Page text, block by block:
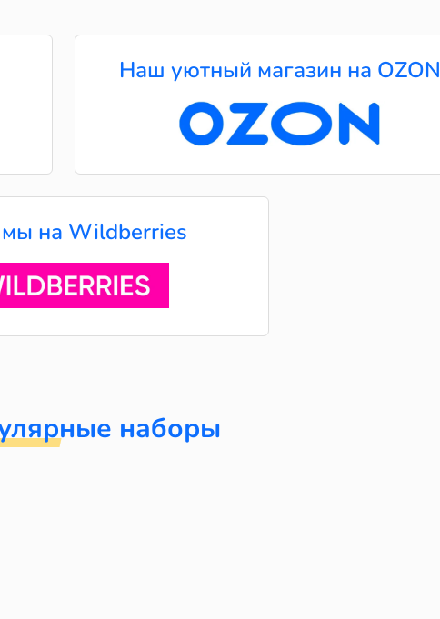
Наш уютный магазин на OZON
на Wildberries
наборы